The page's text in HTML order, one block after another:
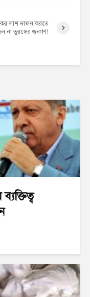
লাশ দাফন করতে
না তুরস্কের জনগণ!